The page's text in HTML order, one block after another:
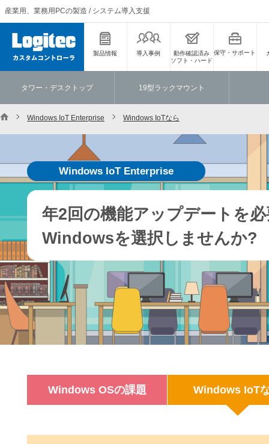
産業用、業務用PCの製造 / システム導入支援
製品情報 導入事例
動作確認済み
ソフト・ハード
保守・サポート
タワー・デスクトップ 19型ラックマウント
Windows IoT Enterprise Windows IoTなら
Windows IoT Enterprise
年2回の機能アップデートを
Windowsを選択しませんか?
Windows OSの課題 Windows IoT